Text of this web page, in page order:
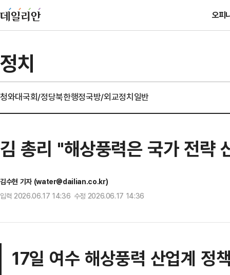
오피
정치
청와대국회/정당북한행정국방/외교정치일반
김 총리 "해상풍력은 국가 전략
김수현 기자 (water@dailian.co.kr)
입력 2026.06.17 14:36 수정 2026.06.17 14:36
17일 여수 해상풍력 산업계 정